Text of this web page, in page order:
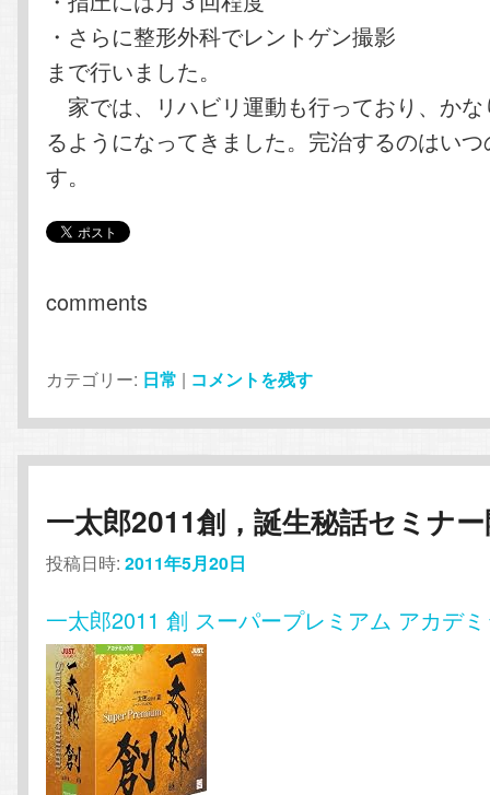
・さらに整形外科でレントゲン撮影
まで行いました。
家では、リハビリ運動も行っており、か
るようになってきました。完治するのはい
す。
comments
カテゴリー: 日常 | コメントを残す
一太郎2011創，誕生秘話セミナ
投稿日時:2011年5月20日
一太郎2011 創 スーパープレミアム アカデ